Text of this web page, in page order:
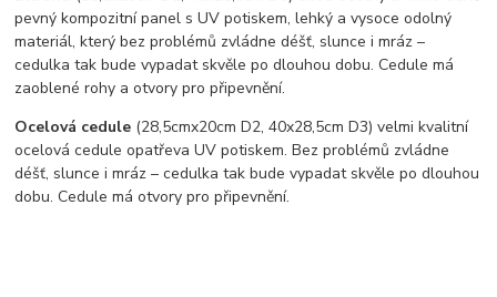
pevný kompozitní panel s UV potiskem, lehký a vysoce odolný
materiál, který bez problémů zvládne déšť, slunce i mráz –
cedulka tak bude vypadat skvěle po dlouhou dobu. Cedule má
zaoblené rohy a otvory pro připevnění.
Ocelová cedule (28,5cmx20cm D2, 40x28,5cm D3) velmi kvalitní
ocelová cedule opatřeva UV potiskem. Bez problémů zvládne
déšť, slunce i mráz – cedulka tak bude vypadat skvěle po dlouhou
dobu. Cedule má otvory pro připevnění.